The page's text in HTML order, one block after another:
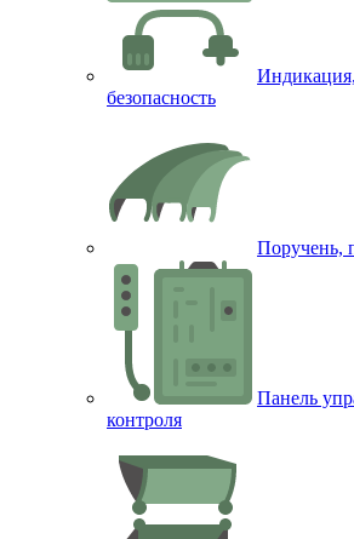
безопасность
Поручень,
Панель
контроля